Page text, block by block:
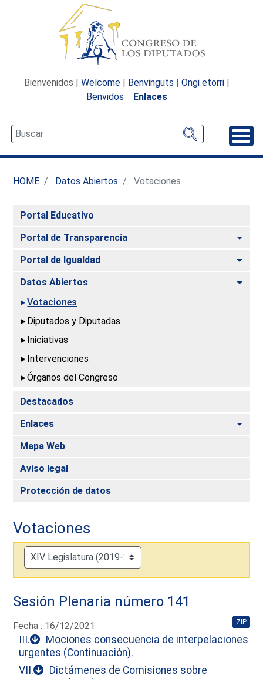
Bienvenidos | Welcome | Benvinguts | Ongi etorri |
Benvidos
Enlaces
HOME Datos Abiertos Votaciones
Portal Educativo
Portal de Transparencia
Portal de Igualdad
Datos Abiertos
Votaciones
Diputados y Diputadas
Iniciativas
Intervenciones
Órganos del Congreso
Destacados
Enlaces
Mapa Web
Aviso legal
Protección de datos
Votaciones
Sesión Plenaria número 141
Fecha : 16/12/2021 ZIP
III.
Mociones consecuencia de interpelaciones
urgentes (Continuación).
VII.
Dictámenes de Comisiones sobre